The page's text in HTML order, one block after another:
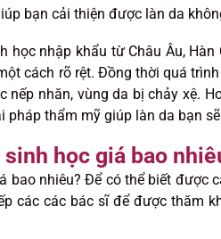
bạn cải thiện được làn da
học nhập khẩu từ Châu Âu,
cách rõ rệt. Đồng thời quá
nếp nhăn, vùng da bị chảy xệ.
pháp thẩm mỹ giúp làn da bạn
học giá bao
bao nhiêu? Để có thể biết được
các các bác sĩ để được thăm